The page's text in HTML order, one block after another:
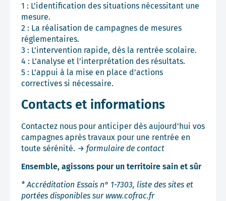
1 : L’identification des situations nécessitant une
mesure.
2 : La réalisation de campagnes de mesures
réglementaires.
3 : L’intervention rapide, dès la rentrée scolaire.
4 : L’analyse et l’interprétation des résultats.
5 : L’appui à la mise en place d’actions
correctives si nécessaire.
Contacts et informations
Contactez nous pour anticiper dès aujourd’hui vos
campagnes après travaux pour une rentrée en
toute sérénité. → formulaire de contact
Ensemble, agissons pour un territoire sain et sûr
* Accréditation Essais n° 1-7303, liste des sites et
portées disponibles sur www.cofrac.fr